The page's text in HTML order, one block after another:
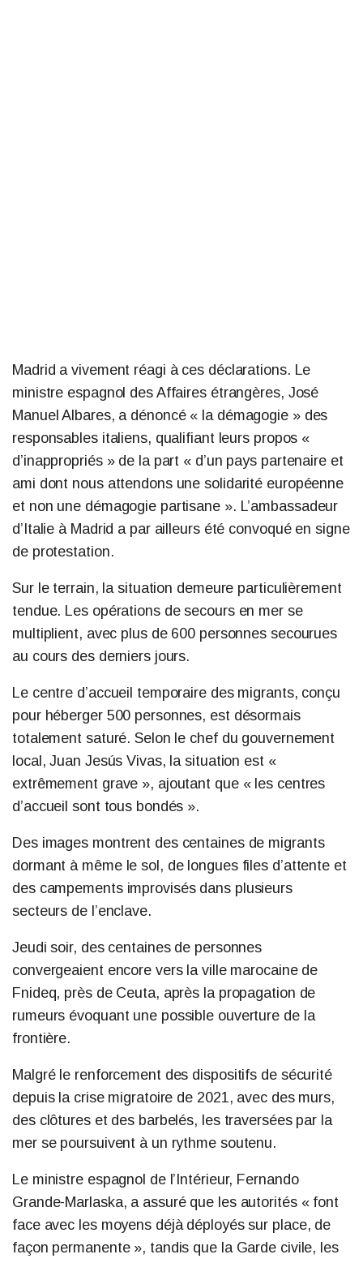
Madrid a vivement réagi à ces déclarations. Le
ministre espagnol des Affaires étrangères, José
Manuel Albares, a dénoncé « la démagogie » des
responsables italiens, qualifiant leurs propos «
d’inappropriés » de la part « d’un pays partenaire et
ami dont nous attendons une solidarité européenne
et non une démagogie partisane ». L’ambassadeur
d’Italie à Madrid a par ailleurs été convoqué en signe
de protestation.
Sur le terrain, la situation demeure particulièrement
tendue. Les opérations de secours en mer se
multiplient, avec plus de 600 personnes secourues
au cours des derniers jours.
Le centre d’accueil temporaire des migrants, conçu
pour héberger 500 personnes, est désormais
totalement saturé. Selon le chef du gouvernement
local, Juan Jesús Vivas, la situation est «
extrêmement grave », ajoutant que « les centres
d’accueil sont tous bondés ».
Des images montrent des centaines de migrants
dormant à même le sol, de longues files d’attente et
des campements improvisés dans plusieurs
secteurs de l’enclave.
Jeudi soir, des centaines de personnes
convergeaient encore vers la ville marocaine de
Fnideq, près de Ceuta, après la propagation de
rumeurs évoquant une possible ouverture de la
frontière.
Malgré le renforcement des dispositifs de sécurité
depuis la crise migratoire de 2021, avec des murs,
des clôtures et des barbelés, les traversées par la
mer se poursuivent à un rythme soutenu.
Le ministre espagnol de l’Intérieur, Fernando
Grande-Marlaska, a assuré que les autorités « font
face avec les moyens déjà déployés sur place, de
façon permanente », tandis que la Garde civile, les